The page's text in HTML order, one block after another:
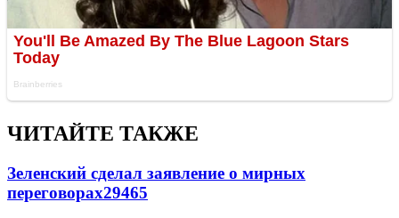
ЧИТАЙТЕ ТАКЖЕ
Зеленский сделал заявление о мирных
переговорах29465